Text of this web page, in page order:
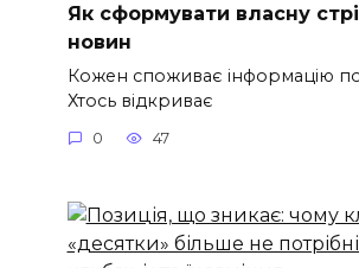
Як сформувати власну
новин
Кожен споживає інформацію
Хтось відкриває
0 47